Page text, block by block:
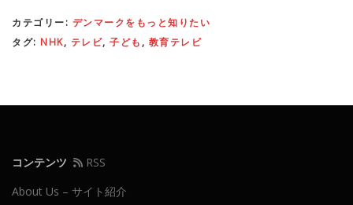
カテゴリー: デンマークをもっと知りたい
タグ: NHK, テレビ, 子ども , 教育テレビ
コンテンツ
RSS
About Us – サイト紹介